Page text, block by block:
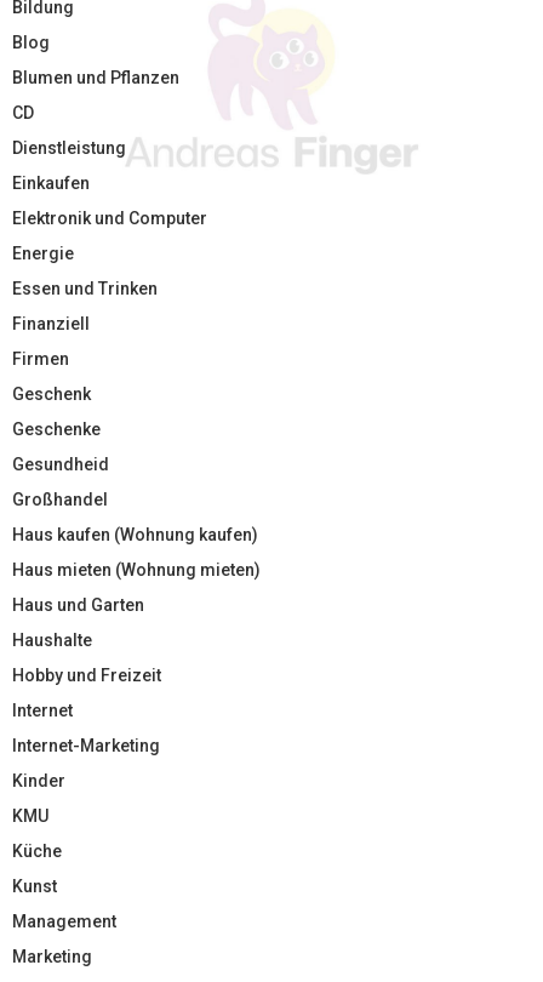
Bildung
Blog
Blumen und Pflanzen
CD
Dienstleistung
Einkaufen
Elektronik und Computer
Energie
Essen und Trinken
Finanziell
Firmen
Geschenk
Geschenke
Gesundheid
Großhandel
Haus kaufen (Wohnung kaufen)
Haus mieten (Wohnung mieten)
Haus und Garten
Haushalte
Hobby und Freizeit
Internet
Internet-Marketing
Kinder
KMU
Küche
Kunst
Management
Marketing